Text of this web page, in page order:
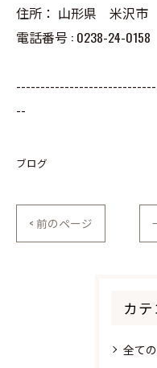
住所： 山形県 米沢
電話番号 : 0238-24-0158
--
ブログ
< 前のページ
カ
全て